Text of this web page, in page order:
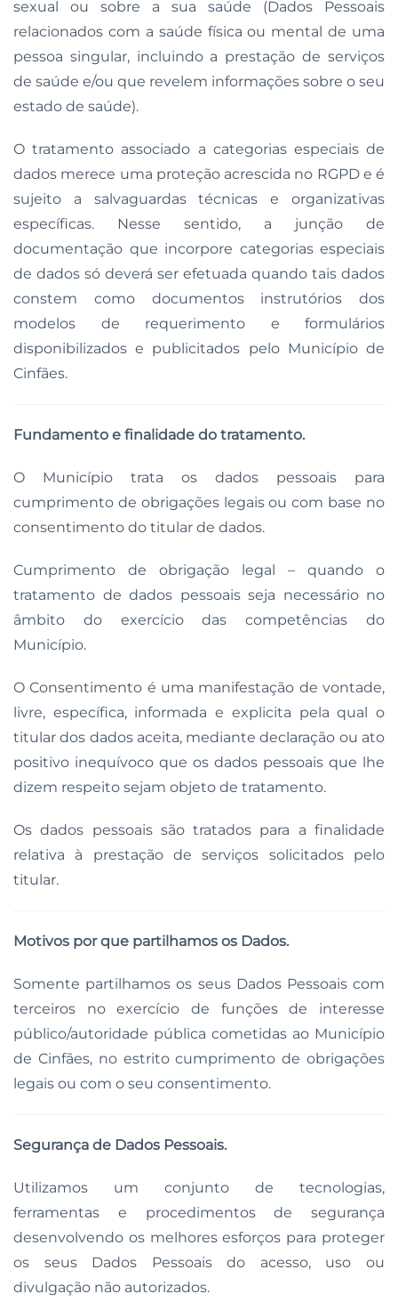
sexual ou sobre a sua saúde (Dados Pessoais
relacionados com a saúde física ou mental de uma
pessoa singular, incluindo a prestação de serviços
de saúde e/ou que revelem informações sobre o seu
estado de saúde).
O tratamento associado a categorias especiais de
dados merece uma proteção acrescida no RGPD e é
sujeito a salvaguardas técnicas e organizativas
específicas. Nesse sentido, a junção de
documentação que incorpore categorias especiais
de dados só deverá ser efetuada quando tais dados
constem como documentos instrutórios dos
modelos de requerimento e formulários
disponibilizados e publicitados pelo Município de
Cinfães.
Fundamento e finalidade do tratamento.
O Município trata os dados pessoais para
cumprimento de obrigações legais ou com base no
consentimento do titular de dados.
Cumprimento de obrigação legal – quando o
tratamento de dados pessoais seja necessário no
âmbito do exercício das competências do
Município.
O Consentimento é uma manifestação de vontade,
livre, específica, informada e explicita pela qual o
titular dos dados aceita, mediante declaração ou ato
positivo inequívoco que os dados pessoais que lhe
dizem respeito sejam objeto de tratamento.
Os dados pessoais são tratados para a finalidade
relativa à prestação de serviços solicitados pelo
titular.
Motivos por que partilhamos os Dados.
Somente partilhamos os seus Dados Pessoais com
terceiros no exercício de funções de interesse
público/autoridade pública cometidas ao Município
de Cinfães, no estrito cumprimento de obrigações
legais ou com o seu consentimento.
Segurança de Dados Pessoais.
Utilizamos um conjunto de tecnologias,
ferramentas e procedimentos de segurança
desenvolvendo os melhores esforços para proteger
os seus Dados Pessoais do acesso, uso ou
divulgação não autorizados.